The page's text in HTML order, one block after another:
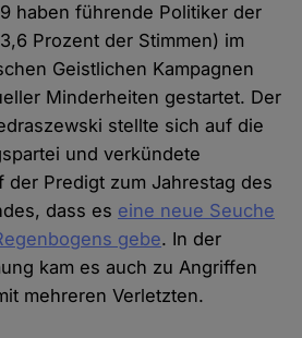
haben führende Politiker der
Prozent der Stimmen) im
Geistlichen Kampagnen
Minderheiten gestartet. Der
stellte sich auf die
und verkündete
der Predigt zum Jahrestag des
dass es eine neue Seuche
gebe. In der
kam es auch zu Angriffen
mehreren Verletzten.